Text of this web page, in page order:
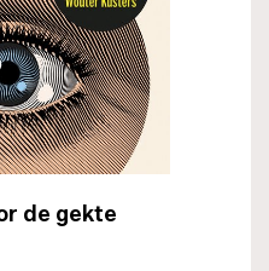
de gekte